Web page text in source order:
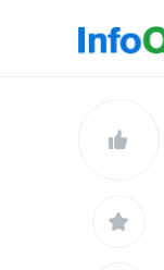
前端

